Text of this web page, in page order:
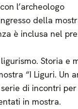
l’archeologo
della
è inclusa nel
Storia e
“I Liguri. Un
di incontri
in mostra.